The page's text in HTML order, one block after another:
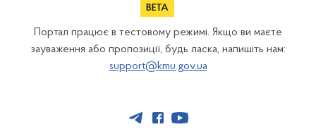
Портал працює в тестовому режимі. Якщо ви маєте
зауваження або пропозиції, будь ласка, напишіть нам:
support@kmu.gov.ua